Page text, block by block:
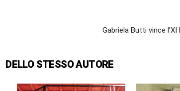
Gabriela Butti vince
DELLO STESSO AUTORE